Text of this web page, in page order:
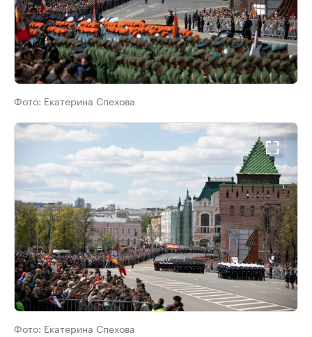
Фото: Екатерина Спехова
Фото: Екатерина Спехова